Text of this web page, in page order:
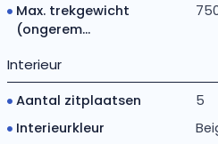
Max. trekgewicht
(ongerem...
Interieur
Aantal zitplaatsen
5
Interieurkleur